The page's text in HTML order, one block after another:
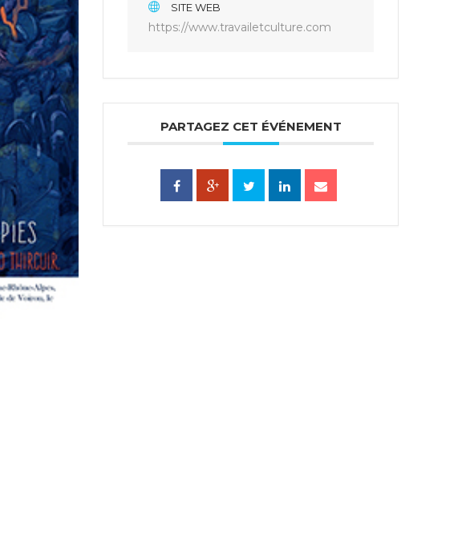
SITE WEB
https://www.travailetculture.com
PARTAGEZ CET ÉVÉNEMENT